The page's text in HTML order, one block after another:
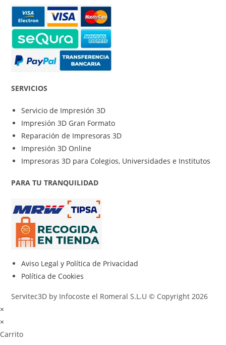
SERVICIOS
Servicio de Impresión 3D
Impresión 3D Gran Formato
Reparación de Impresoras 3D
Impresión 3D Online
Impresoras 3D para Colegios, Universidades e Institutos
PARA TU TRANQUILIDAD
Aviso Legal y Política de Privacidad
Política de Cookies
Servitec3D by Infocoste el Romeral S.L.U © Copyright 2026
×
×
Carrito